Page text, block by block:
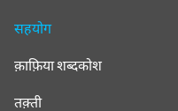
सहयोग
क़ाफ़िया शब्दकोश
तक़्ती